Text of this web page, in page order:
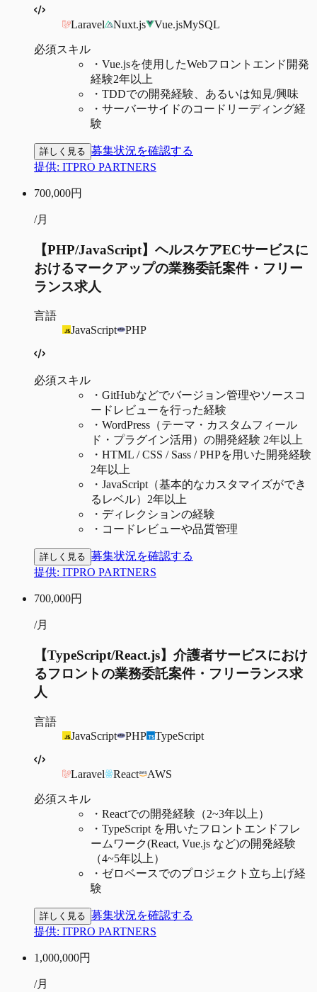
Laravel Nuxt.js Vue.jsMySQL
必須スキル
・ Vue.jsを使用したWebフロントエンド開発
経験2年以上
・ TDDでの開発経験、あるいは知見/興味
・ サーバーサイドのコードリーディング経
験
詳しく見る 募集状況を確認する
提供: ITPRO PARTNERS
700,000円
/月
【PHP/JavaScript】ヘルスケアECサービスに
おけるマークアップの業務委託案件・フリー
ランス求人
言語
JavaScript
PHP
必須スキル
・ GitHubなどでバージョン管理やソースコ
ードレビューを行った経験
・ WordPress（テーマ・カスタムフィール
ド・プラグイン活用）の開発経験 2年以上
・ HTML / CSS / Sass / PHPを用いた開発経験
2年以上
・ JavaScript（基本的なカスタマイズができ
るレベル）2年以上
・ ディレクションの経験
・ コードレビューや品質管理
詳しく見る 募集状況を確認する
提供: ITPRO PARTNERS
700,000円
/月
【TypeScript/React.js】介護者サービスにおけ
るフロントの業務委託案件・フリーランス求
人
言語
JavaScript
PHP TypeScript
Laravel React AWS
必須スキル
・ Reactでの開発経験（2~3年以上）
・ TypeScript を用いたフロントエンドフレ
ームワーク(React, Vue.js など)の開発経験
（4~5年以上）
・ ゼロベースでのプロジェクト立ち上げ経
験
詳しく見る 募集状況を確認する
提供: ITPRO PARTNERS
1,000,000円
/月